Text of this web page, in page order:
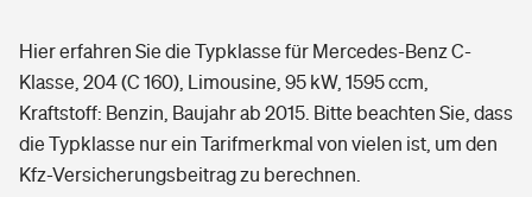
Arbeitsrechtsschutz
Berufshaftpflichtversicherung
Hausratversicherung
Elementarversicherung
Photovoltaik
Pri­vate Haft­pflicht­
Rechts­schutz­ver­si­che­rung
Gesundheit
Private Krankenversicherung
Hier erfahren Sie die Typklasse für Mercedes-Benz C-
Klasse, 204 (C 160), Limousine, 95 kW, 1595 ccm,
Kraftstoff: Benzin, Baujahr ab 2015. Bitte beachten Sie, dass
die Typklasse nur ein Tarifmerkmal von vielen ist, um den
Kfz-Versicherungsbeitrag zu berechnen.